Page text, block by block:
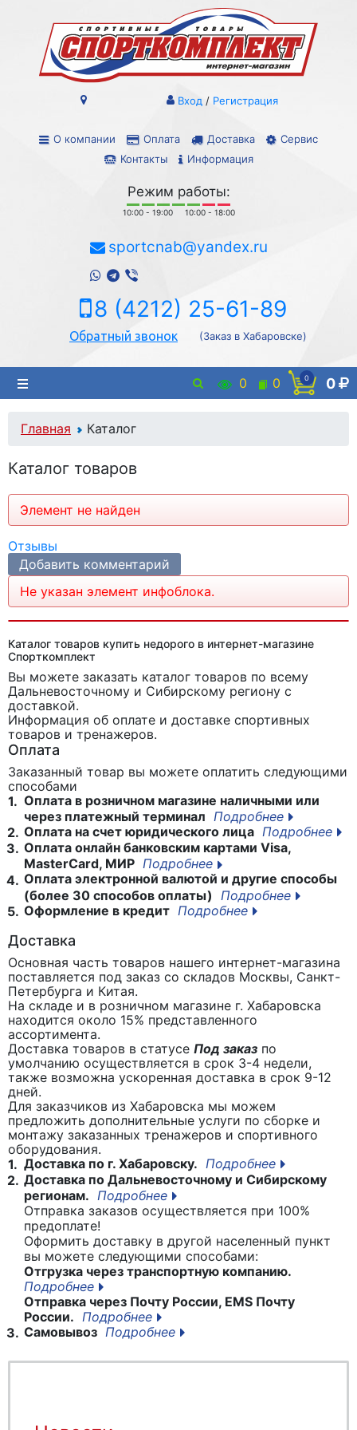
О компании Оплата Доставка
Сервис
Контакты
Информация
Вход / Регистрация
Режим работы:
10:00 - 19:00 10:00 - 18:00
sportcnab@yandex.ru
8 (4212) 25-61-89
Обратный звонок (Заказ в Хабаровске)
0 0 0 0
Главная Каталог
Каталог товаров
Элемент не найден
Отзывы
Добавить комментарий
Не указан элемент инфоблока.
Каталог товаров купить недорого в интернет-магазине
Спорткомплект
Вы можете заказать каталог товаров по всему
Дальневосточному и Сибирскому региону с
доставкой.
Информация об оплате и доставке спортивных
товаров и тренажеров.
Оплата
Заказанный товар вы можете оплатить следующими
способами
1. Оплата в розничном магазине наличными или
через платежный терминал Подробнее
2. Оплата на счет юридического лица Подробнее
3. Оплата онлайн банковским картами Visa,
MasterCard, МИР Подробнее
4. Оплата электронной валютой и другие способы
(более 30 способов оплаты)
Подробнее
5. Оформление в кредит Подробнее
Доставка
Основная часть товаров нашего интернет-магазина
поставляется под заказ со складов Москвы, Санкт-
Петербурга и Китая.
На складе и в розничном магазине г. Хабаровска
находится около 15% представленного
ассортимента.
Доставка товаров в статусе Под заказ по
умолчанию осуществляется в срок 3-4 недели,
также возможна ускоренная доставка в срок 9-12
дней.
Для заказчиков из Хабаровска мы можем
предложить дополнительные услуги по сборке и
монтажу заказанных тренажеров и спортивного
оборудования.
1. Доставка по г. Хабаровску. Подробнее
2. Доставка по Дальневосточному и Сибирскому
регионам. Подробнее
Отправка заказов осуществляется при 100%
предоплате!
Оформить доставку в другой населенный пункт
вы можете следующими способами:
Отгрузка через транспортную компанию.
Подробнее
Отправка через Почту России, EMS Почту
России. Подробнее
3. Самовывоз Подробнее